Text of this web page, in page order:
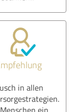
in allen